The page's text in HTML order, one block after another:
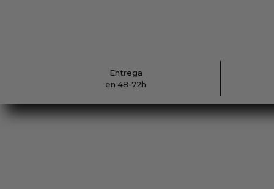
Entrega
en 48-72h
Cremas faciales